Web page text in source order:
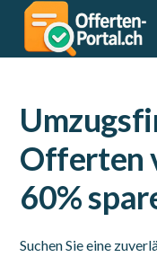
Offerten
60%
Suchen Sie eine